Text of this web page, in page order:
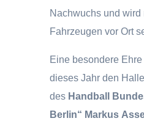
Nachwuchs und wird
Fahrzeugen vor Ort
Eine besondere
dieses Jahr den
des Handball
Berlin“ Markus